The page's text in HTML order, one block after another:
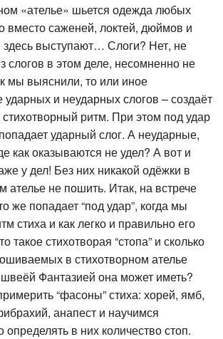
«ателье» шьется одежда любых
вместо саженей, локтей, дюймов и
здесь выступают… Слоги? Нет, не
слогов в этом деле, несомненно не
мы выяснили, то или иное
ударных и неударных слогов – создаёт
стихотворный ритм. При этом под удар
ударный слог. А неударные,
как оказываются не удел? А вот и
у дел! Без них никакой одёжки в
ателье не пошить. Итак, на встрече
же попадает “под удар”, когда мы
стиха и как легко и правильно его
такое стихотворая “стопа” и сколько
в стихотворном ателье
Фантазией она может иметь?
“фасоны” стиха: хорей, ямб,
анапест и научимся
в них количество стоп.